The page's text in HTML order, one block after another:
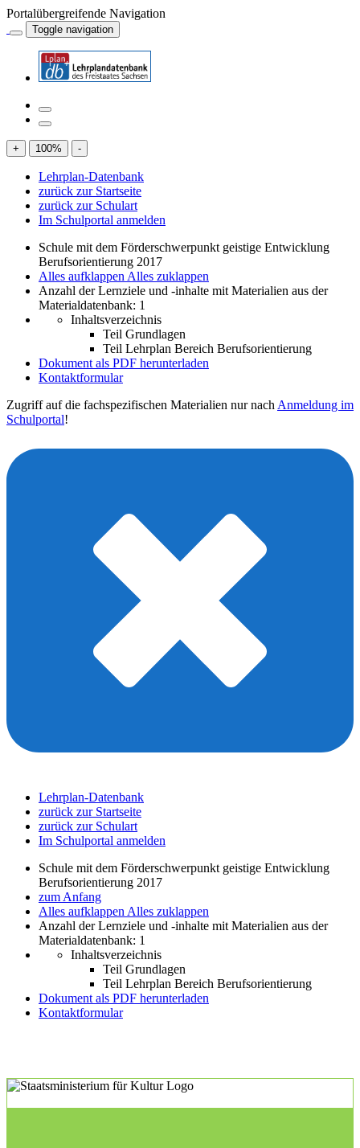
Portalübergreifende Navigation
Toggle navigation
+ 100% -
Lehrplan-Datenbank
zurück zur Startseite
zurück zur Schulart
Im Schulportal anmelden
Schule mit dem Förderschwerpunkt geistige Entwicklung
Berufsorientierung 2017
Alles aufklappen Alles zuklappen
Anzahl der Lernziele und -inhalte mit Materialien aus der
Materialdatenbank: 1
Inhaltsverzeichnis
Teil Grundlagen
Teil Lehrplan Bereich Berufsorientierung
Dokument als PDF herunterladen
Kontaktformular
Zugriff auf die fachspezifischen Materialien nur nach Anmeldung im
Schulportal!
Lehrplan-Datenbank
zurück zur Startseite
zurück zur Schulart
Im Schulportal anmelden
Schule mit dem Förderschwerpunkt geistige Entwicklung
Berufsorientierung 2017
zum Anfang
Alles aufklappen Alles zuklappen
Anzahl der Lernziele und -inhalte mit Materialien aus der
Materialdatenbank: 1
Inhaltsverzeichnis
Teil Grundlagen
Teil Lehrplan Bereich Berufsorientierung
Dokument als PDF herunterladen
Kontaktformular